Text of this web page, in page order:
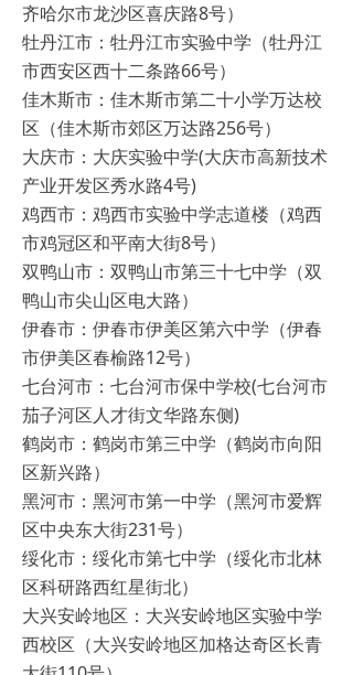
齐哈尔市龙沙区喜庆路8号）
牡丹江市：牡丹江市实验中学（牡丹江
市西安区西十二条路66号）
佳木斯市：佳木斯市第二十小学万达校
区（佳木斯市郊区万达路256号）
大庆市：大庆实验中学(大庆市高新技术
产业开发区秀水路4号)
鸡西市：鸡西市实验中学志道楼（鸡西
市鸡冠区和平南大街8号）
双鸭山市：双鸭山市第三十七中学（双
鸭山市尖山区电大路）
伊春市：伊春市伊美区第六中学（伊春
市伊美区春榆路12号）
七台河市：七台河市保中学校(七台河市
茄子河区人才街文华路东侧)
鹤岗市：鹤岗市第三中学（鹤岗市向阳
区新兴路）
黑河市：黑河市第一中学（黑河市爱辉
区中央东大街231号）
绥化市：绥化市第七中学（绥化市北林
区科研路西红星街北）
大兴安岭地区：大兴安岭地区实验中学
西校区（大兴安岭地区加格达奇区长青